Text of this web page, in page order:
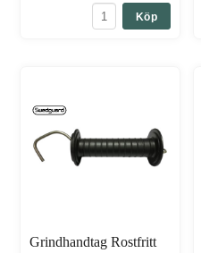
Köp
Grindhandtag Rostfritt